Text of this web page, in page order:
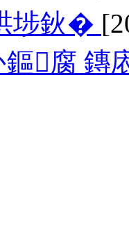
埗鈥�
鏂腐 鏄